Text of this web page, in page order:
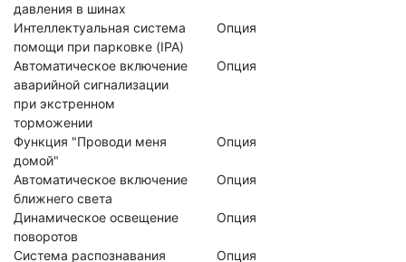
давления в шинах
Интеллектуальная система
помощи при парковке (IPA)
Опция
Автоматическое включение
аварийной сигнализации
при экстренном
торможении
Опция
Функция "Проводи меня
домой"
Опция
Автоматическое включение
ближнего света
Опция
Динамическое освещение
поворотов
Опция
Система распознавания Опция